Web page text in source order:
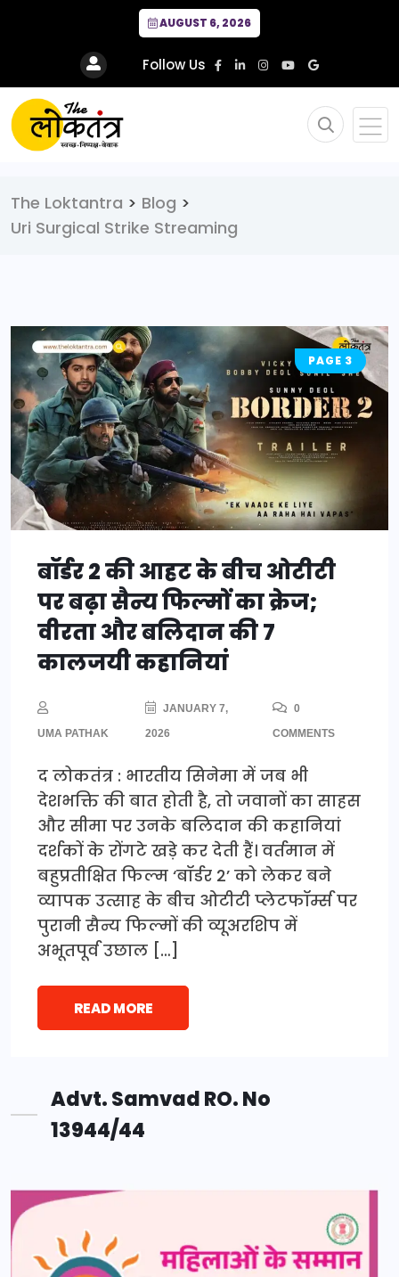
AUGUST 6, 2026
Follow Us
The Loktantra > Blog >
Uri Surgical Strike Streaming
PAGE 3
बॉर्डर 2 की आहट के बीच ओटीटी
पर बढ़ा सैन्य फिल्मों का क्रेज;
वीरता और बलिदान की 7
कालजयी कहानियां
UMA PATHAK
JANUARY 7,
2026
0
COMMENTS
द लोकतंत्र : भारतीय सिनेमा में जब भी
देशभक्ति की बात होती है, तो जवानों का साहस
और सीमा पर उनके बलिदान की कहानियां
दर्शकों के रोंगटे खड़े कर देती हैं। वर्तमान में
बहुप्रतीक्षित फिल्म ‘बॉर्डर 2’ को लेकर बने
व्यापक उत्साह के बीच ओटीटी प्लेटफॉर्म्स पर
पुरानी सैन्य फिल्मों की व्यूअरशिप में
अभूतपूर्व उछाल […]
READ MORE
Advt. Samvad RO. No
13944/44